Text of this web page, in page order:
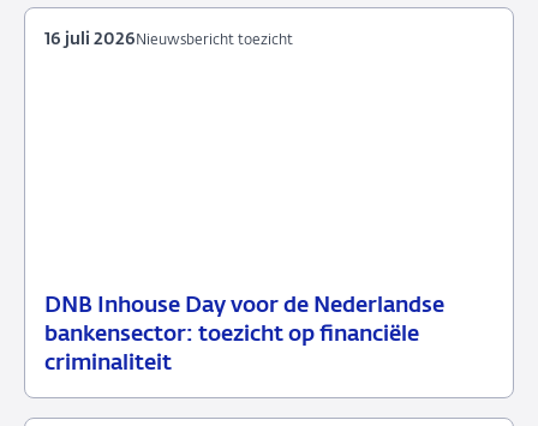
DNB Inhouse Day voor de Nederlandse
bankensector: toezicht op financiële
criminaliteit
16
juli
Nieuwsbericht
toezicht
Nieuwsbericht toezicht
16 juli 2026